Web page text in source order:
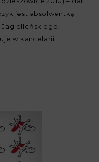
jest absolwentką
Jagiellońskiego,
w kancelarii